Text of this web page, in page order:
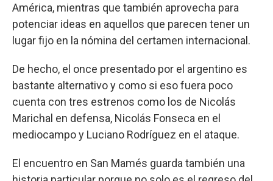
América, mientras que también aprovecha para
potenciar ideas en aquellos que parecen tener un
lugar fijo en la nómina del certamen internacional.
De hecho, el once presentado por el argentino es
bastante alternativo y como si eso fuera poco
cuenta con tres estrenos como los de Nicolás
Marichal en defensa, Nicolás Fonseca en el
mediocampo y Luciano Rodríguez en el ataque.
El encuentro en San Mamés guarda también una